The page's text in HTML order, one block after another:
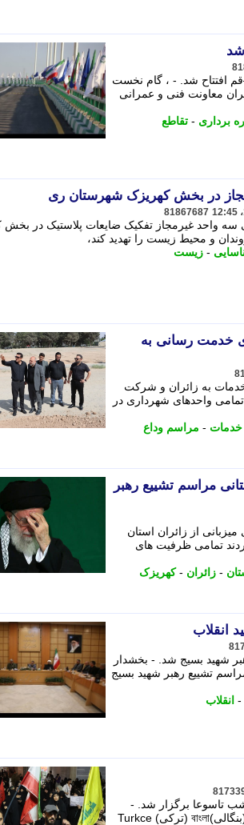
شد
افتتاح شد. - ، گام نخست
معاونت فنی و عمرانی
برداری - تقاطع
در بخش کهریزک شهرستان ری
81867687
واحد غیرمجاز تفکیک ضایعات پلاستیک در بخش
و محیط زیست را تهدید کند،
- زیست
خدمت رسانی به
به زائران و شرکت
واحدهای شهرداری در
خدمات - مراسم وداع
مراسم تشییع رهبر
از زائران استان
تمامی ظرفیت های
- زائران -کهریزک
انقلاب
شهید بسیج شد. - بخشدار
تشییع رهبر شهید بسیج
- انقلاب
تاسوعا برگزار شد. -
فارسی English العربیه اردو (فرانسوی) Francais (هندی) हिन्दी (بنگالی)বাংলা (ترکی) Turkce